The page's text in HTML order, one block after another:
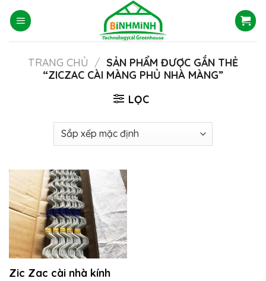
Skip
content
TRANG CHỦ / SẢN PHẨM ĐƯỢC GẮN THẺ
“ZICZAC CÀI MÀNG PHỦ NHÀ MÀNG”
LỌC
Zic Zac cài nhà kính